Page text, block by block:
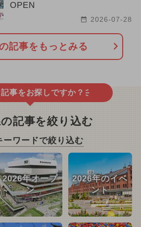
OPEN
2026-07-28
記事をもっとみる
事をお探しですか？
記事を絞り込む
ーワードで絞り込む
2026年オープ
ン
2026年のイベ
ント